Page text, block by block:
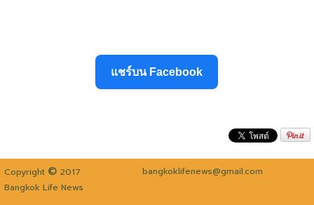
แชร์บน Facebook
Copyright © 2017
bangkoklifenews@gmail.com
Bangkok Life News